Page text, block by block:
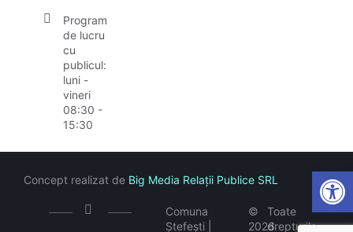
Program
de lucru
cu
publicul:
luni -
vineri
08:30 -
15:30
Comuna
Ștefești |
©
2026
Toate
drepturile
Concept realizat de Big Media Relații Publice SRL